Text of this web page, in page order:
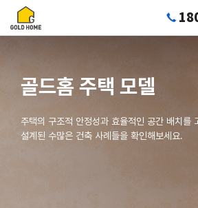
골드홈 주택 모델
주택의 구조적 안정성과 효율적인 공간 배치를
설계된 수많은 건축 사례들을 확인해보세요.